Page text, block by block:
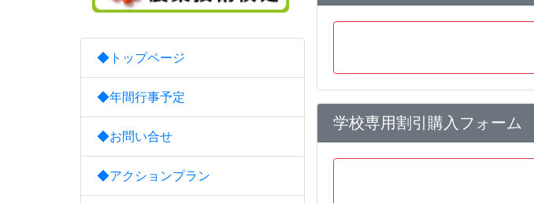
◆トップページ
◆年間行事予定
◆お問い合せ
◆アクションプラン
学校専用割引購入フォーム